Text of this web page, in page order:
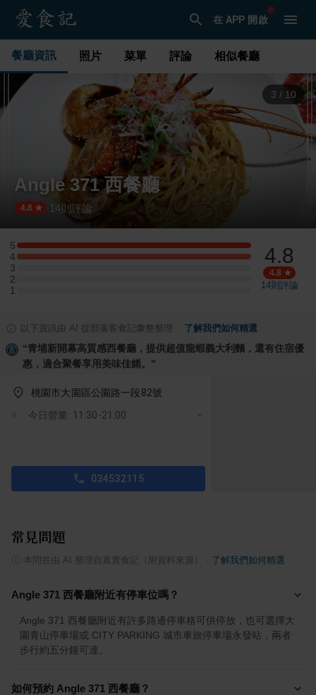
在 APP 開啟
餐廳資訊 照片 菜單 評論 相似餐廳
4 / 10
Angle 371 西餐廳
4.8 14則評論
5
5 星：2 則評論
4
4 星：2 則評論
3
3 星：0 則評論
2
2 星：0 則評論
1
1 星：0 則評論
4.8
4.8
14則評論
以下資訊由 AI 從部落客食記彙整整理 了解我們如何精選
“青埔新開幕高質感西餐廳，提供超值龍蝦義大利麵，還有住宿優
惠，適合聚餐享用美味佳餚。 ”
桃園市大園區公園路一段82號
今日營業: 11:30-21:00
034532115
常見問題
本問答由 AI 整理自真實食記（附資料來源） 了解我們如何精選
Angle 371 西餐廳附近有停車位嗎？
Angle 371 西餐廳附近有許多路邊停車格可供停放，也可選擇大
園青山停車場或 CITY PARKING 城市車旅停車場永發站，兩者
步行約五分鐘可達。
如何預約 Angle 371 西餐廳？